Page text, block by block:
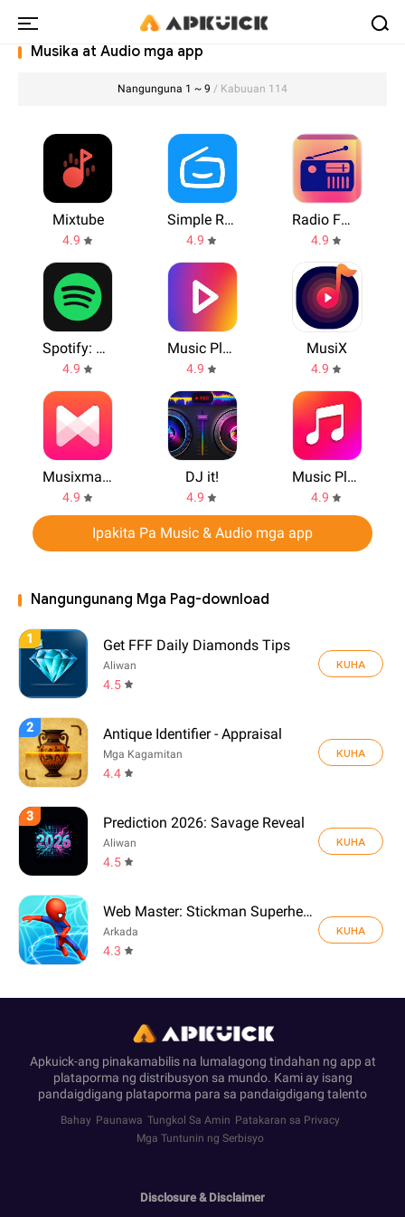
Musika at Audio mga app
Nangunguna 1 ~ 9 / Kabuuan 114
Mixtube
4.9
Simple Radio
4.9
Radio FM AM
4.9
Spotify: Music and Podcasts
4.9
Music Player
4.9
MusiX
4.9
Musixmatch
4.9
DJ it!
4.9
Music Player
4.9
Ipakita Pa Music & Audio mga app
Nangungunang Mga Pag-download
1 Get FFF Daily Diamonds Tips
Aliwan
4.5
KUHA
2 Antique Identifier - Appraisal
Mga Kagamitan
4.4
KUHA
3 Prediction 2026: Savage Reveal
Aliwan
4.5
KUHA
Web Master: Stickman Superhero
Arkada
4.3
KUHA
Apkuick-ang pinakamabilis na lumalagong tindahan ng app at
plataporma ng distribusyon sa mundo. Kami ay isang
pandaigdigang plataporma para sa pandaigdigang talento
Bahay Paunawa Tungkol Sa Amin Patakaran sa Privacy
Mga Tuntunin ng Serbisyo
Disclosure & Disclaimer